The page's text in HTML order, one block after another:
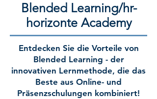
Blended Learning/hr-
horizonte Academy
Entdecken Sie die Vorteile von
Blended Learning - der
innovativen Lernmethode, die das
Beste aus Online- und
Präsenzschulungen kombiniert!